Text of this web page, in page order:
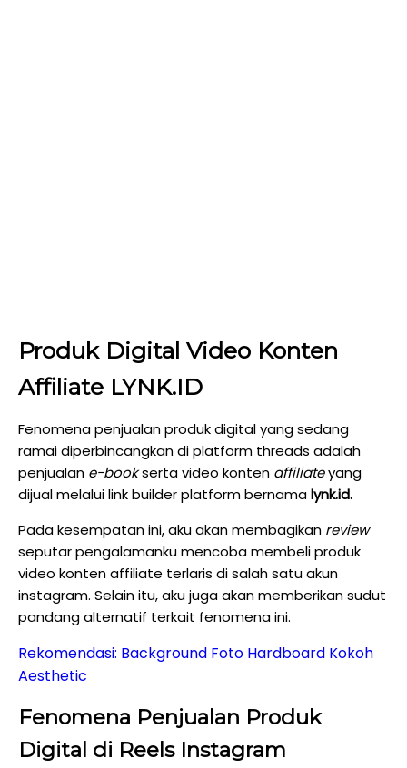
Produk Digital Video Konten
Affiliate LYNK.ID
Fenomena penjualan produk digital yang sedang
ramai diperbincangkan di platform threads adalah
penjualan e-bookserta video konten affiliateyang
dijual melalui link builder platform bernamalynk.id.
Pada kesempatan ini, aku akan membagikan review
seputar pengalamanku mencoba membeli produk
video konten affiliate terlaris di salah satu akun
instagram. Selain itu, aku juga akan memberikan sudut
pandang alternatif terkait fenomena ini.
Rekomendasi: Background Foto Hardboard Kokoh
Aesthetic
Fenomena Penjualan Produk
Digital di Reels Instagram